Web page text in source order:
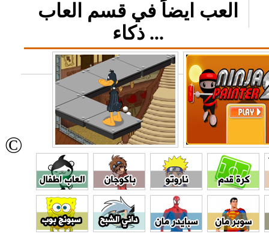
العب ايضاً في قسم العاب
ذكاء ...
©